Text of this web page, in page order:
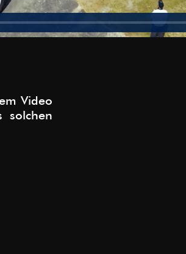
Video
solchen